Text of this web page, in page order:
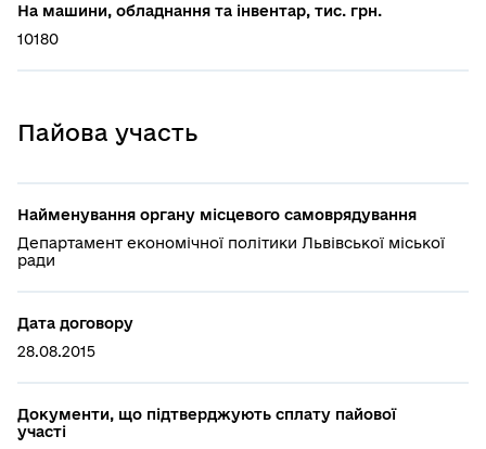
На машини, обладнання та інвентар, тис. грн.
10180
Пайова участь
Найменування органу місцевого самоврядування
Департамент економічної політики Львівської міської
ради
Дата договору
28.08.2015
Документи, що підтверджують сплату пайової
участі